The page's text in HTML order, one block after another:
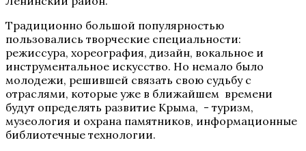
Традиционно большой популярностью
пользовались творческие специальности:
режиссура, хореография, дизайн, вокальное и
инструментальное искусство. Но немало было
молодежи, решившей связать свою судьбу с
отраслями, которые уже в ближайшем времени
будут определять развитие Крыма, - туризм,
музеология и охрана памятников, информационные
библиотечные технологии.